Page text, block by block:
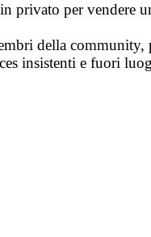
privato per vendere
della community,
insistenti e fuori